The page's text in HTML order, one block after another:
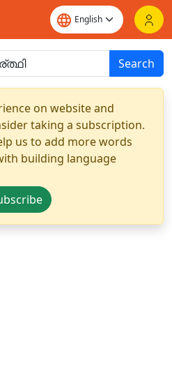
Search
on website and
taking a subscription.
us to add more words
building language